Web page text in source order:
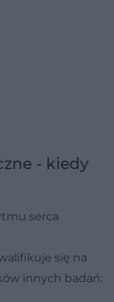
- kiedy
serca
się na
innych badań: